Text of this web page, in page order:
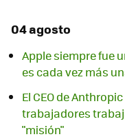
04 agosto
Apple siempre fue
es cada vez más
El CEO de
trabajadores
"misión"